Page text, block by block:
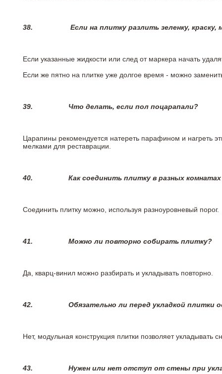
38. Если на плитку разлить зеленку,
Если указанные жидкости или след от маркера начать
Если же пятно на плитке уже долгое время - можно
39. Что делать, если пол поцарапали?
Царапины рекомендуется натереть парафином и нагреть
мелками для реставрации.
40. Как соединить плитку в разных
Соединить плитку можно, используя разноуровневый порог.
41. Можно ли повторно собирать плитку?
Да, кварц-винил можно разбирать и укладывать повторно.
42. Обязательно ли перед укладкой плитки
Нет, модульная конструкция плитки позволяет
43. Нужен или нет отступ от стены при